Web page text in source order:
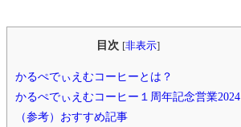
目次 [非表示]
かるぺでぃえむコーヒーとは？
かるぺでぃえむコーヒー１周年記念営業2024
（参考）おすすめ記事